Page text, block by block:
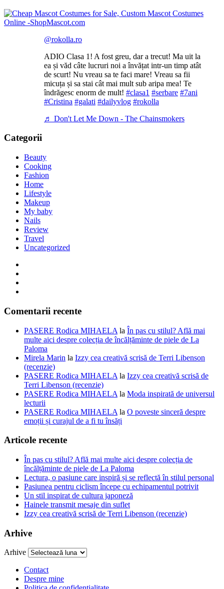
@rokolla.ro
ADIO Clasa 1! A fost greu, dar a trecut! Ma uit la
ea și văd câte lucruri noi a învățat intr-un timp atât
de scurt! Nu vreau sa te faci mare! Vreau sa fii
micuța și sa stai cât mai mult sub aripa mea! Te
îndrăgesc enorm de mult! #clasa1 #serbare #7ani
#Cristina #galati #dailyvlog #rokolla
♬ Don't Let Me Down - The Chainsmokers
Categorii
Beauty
Cooking
Fashion
Home
Lifestyle
Makeup
My baby
Nails
Review
Travel
Uncategorized
Comentarii recente
PASERE Rodica MIHAELA la În pas cu stilul? Află mai
multe aici despre colecția de încălțăminte de piele de La
Paloma
Mirela Marin la Izzy cea creativă scrisă de Terri Libenson
(recenzie)
PASERE Rodica MIHAELA la Izzy cea creativă scrisă de
Terri Libenson (recenzie)
PASERE Rodica MIHAELA la Moda inspirată de universul
lecturii
PASERE Rodica MIHAELA la O poveste sinceră despre
emoții și curajul de a fi tu însăți
Articole recente
În pas cu stilul? Află mai multe aici despre colecția de
încălțăminte de piele de La Paloma
Lectura, o pasiune care inspiră și se reflectă în stilul personal
Pasiunea pentru ciclism începe cu echipamentul potrivit
Un stil inspirat de cultura japoneză
Hainele transmit mesaje din suflet
Izzy cea creativă scrisă de Terri Libenson (recenzie)
Arhive
Arhive
Contact
Despre mine